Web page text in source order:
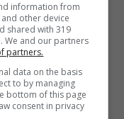
non
squadre
poter
della
information from
other device
shared with 319
We and our partners
partners.
data on the basis
to by managing
bottom of this page
consent in privacy